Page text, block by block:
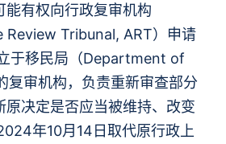
能有权向行政复审机构
Review Tribunal, ART）申请
于移民局（Department of
复审机构，负责重新审查部分
原决定是否应当被维持、改变
年10月14日取代原行政上